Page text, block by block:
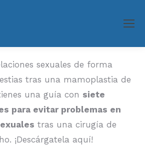
sexuales de forma
tras una mamoplastia de
una guía con siete
para evitar problemas en
tras una cirugía de
¡Descárgatela aquí!